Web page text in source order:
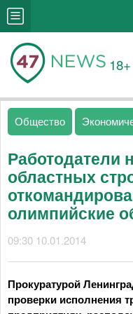
18+
Общество
Работодатели
областных
олимпийские
09:30 10.01.2014
Прокуратурой
проверки исполнения